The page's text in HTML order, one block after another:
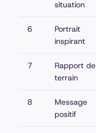
situation
6
Portrait
inspirant
7
Rapport de
terrain
8
Message
positif